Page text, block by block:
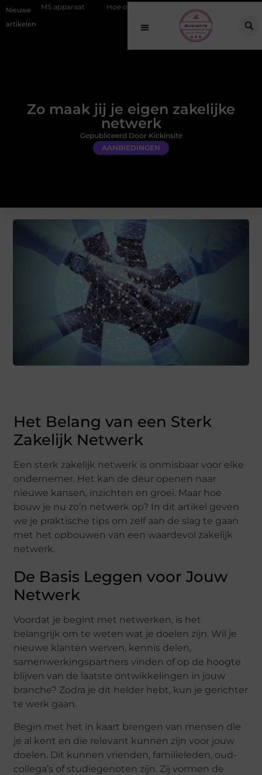
Nieuwe
artikelen
Hoe online vindbaarheid verandert in 2026
Zo maak jij je eigen zakelijke
netwerk
AANBIEDINGEN
Gepubliceerd Door Kickinsite
Het Belang van een Sterk
Zakelijk Netwerk
Een sterk zakelijk netwerk is onmisbaar voor elke
ondernemer. Het kan de deur openen naar
nieuwe kansen, inzichten en groei. Maar hoe
bouw je nu zo’n netwerk op? In dit artikel geven
we je praktische tips om zelf aan de slag te gaan
met het opbouwen van een waardevol zakelijk
netwerk.
De Basis Leggen voor Jouw
Netwerk
Voordat je begint met netwerken, is het
belangrijk om te weten wat je doelen zijn. Wil je
nieuwe klanten werven, kennis delen,
samenwerkingspartners vinden of op de hoogte
blijven van de laatste ontwikkelingen in jouw
branche? Zodra je dit helder hebt, kun je gerichter
te werk gaan.
Begin met het in kaart brengen van mensen die
je al kent en die relevant kunnen zijn voor jouw
doelen. Dit kunnen vrienden, familieleden, oud-
collega’s of studiegenoten zijn. Zij vormen de